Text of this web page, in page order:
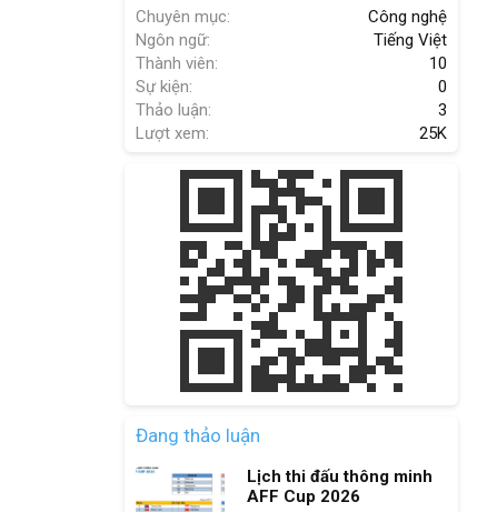
Chuyên mục
Công nghệ
Ngôn ngữ
Tiếng Việt
Thành viên
10
Sự kiện
0
Thảo luận
3
Lượt xem
25K
Đang thảo luận
Lịch thi đấu thông minh
AFF Cup 2026